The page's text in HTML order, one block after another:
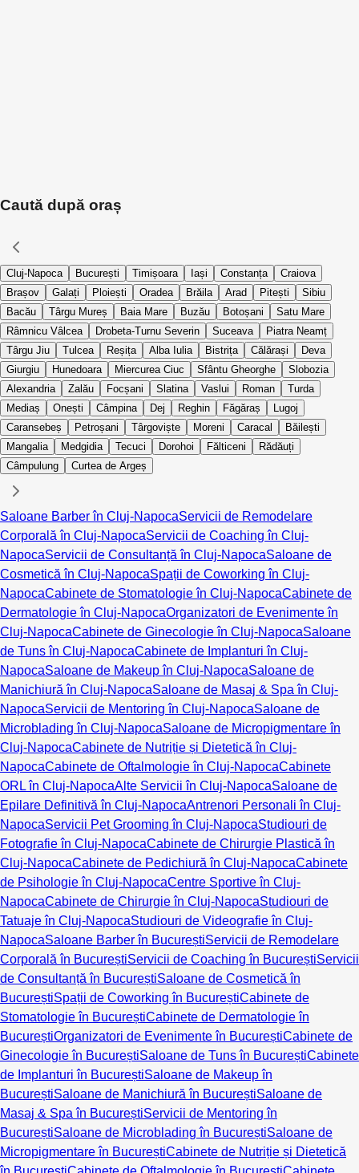
Caută după oraș
Cluj-Napoca București Timișoara Iași Constanța
Craiova
Brașov
Galați Ploiești Oradea Brăila Arad Pitești
Sibiu
Bacău
Târgu Mureș Baia Mare Buzău Botoșani
Satu Mare
Râmnicu Vâlcea
Drobeta-Turnu Severin Suceava
Piatra Neamț
Târgu Jiu
Tulcea Reșița Alba Iulia Bistrița Călărași
Deva
Giurgiu
Hunedoara Miercurea Ciuc Sfântu Gheorghe
Slobozia
Alexandria
Zalău Focșani Slatina Vaslui Roman
Turda
Mediaș
Onești Câmpina Dej Reghin Făgăraș
Lugoj
Caransebeș
Petroșani Târgoviște Moreni Caracal
Băilești
Mangalia
Medgidia Tecuci Dorohoi Fălticeni
Rădăuți
Câmpulung
Curtea de Argeș
Saloane Barber în Cluj-NapocaServicii de Remodelare
Corporală în Cluj-NapocaServicii de Coaching în Cluj-
NapocaServicii de Consultanță în Cluj-NapocaSaloane de
Cosmetică în Cluj-NapocaSpații de Coworking în Cluj-
NapocaCabinete de Stomatologie în Cluj-NapocaCabinete de
Dermatologie în Cluj-NapocaOrganizatori de Evenimente în
Cluj-NapocaCabinete de Ginecologie în Cluj-NapocaSaloane
de Tuns în Cluj-NapocaCabinete de Implanturi în Cluj-
NapocaSaloane de Makeup în Cluj-NapocaSaloane de
Manichiură în Cluj-NapocaSaloane de Masaj & Spa în Cluj-
NapocaServicii de Mentoring în Cluj-NapocaSaloane de
Microblading în Cluj-NapocaSaloane de Micropigmentare în
Cluj-NapocaCabinete de Nutriție și Dietetică în Cluj-
NapocaCabinete de Oftalmologie în Cluj-NapocaCabinete
ORL în Cluj-NapocaAlte Servicii în Cluj-NapocaSaloane de
Epilare Definitivă în Cluj-NapocaAntrenori Personali în Cluj-
NapocaServicii Pet Grooming în Cluj-NapocaStudiouri de
Fotografie în Cluj-NapocaCabinete de Chirurgie Plastică în
Cluj-NapocaCabinete de Pedichiură în Cluj-NapocaCabinete
de Psihologie în Cluj-NapocaCentre Sportive în Cluj-
NapocaCabinete de Chirurgie în Cluj-NapocaStudiouri de
Tatuaje în Cluj-NapocaStudiouri de Videografie în Cluj-
NapocaSaloane Barber în BucureștiServicii de Remodelare
Corporală în BucureștiServicii de Coaching în BucureștiServicii
de Consultanță în BucureștiSaloane de Cosmetică în
BucureștiSpații de Coworking în BucureștiCabinete de
Stomatologie în BucureștiCabinete de Dermatologie în
BucureștiOrganizatori de Evenimente în BucureștiCabinete de
Ginecologie în BucureștiSaloane de Tuns în BucureștiCabinete
de Implanturi în BucureștiSaloane de Makeup în
BucureștiSaloane de Manichiură în BucureștiSaloane de
Masaj & Spa în BucureștiServicii de Mentoring în
BucureștiSaloane de Microblading în BucureștiSaloane de
Micropigmentare în BucureștiCabinete de Nutriție și Dietetică